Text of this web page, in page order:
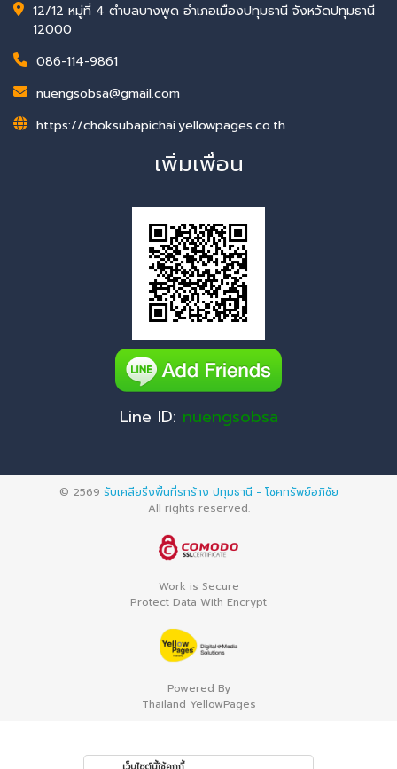
12/12 หมู่ที่ 4 ตำบลบางพูด อำเภอเมืองปทุมธานี จังหวัดปทุมธานี
12000
086-114-9861
nuengsobsa@gmail.com
https://choksubapichai.yellowpages.co.th
เพิ่มเพื่อน
Line ID: nuengsobsa
© 2569 รับเคลียริ่งพื้นที่รกร้าง ปทุมธานี - โชคทรัพย์อภิชัย
All rights reserved.
Work is Secure
Protect Data With Encrypt
Powered By
Thailand YellowPages